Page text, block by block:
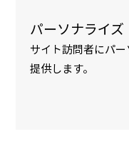
パーソナライズ
サイト訪問者にパ
提供します。